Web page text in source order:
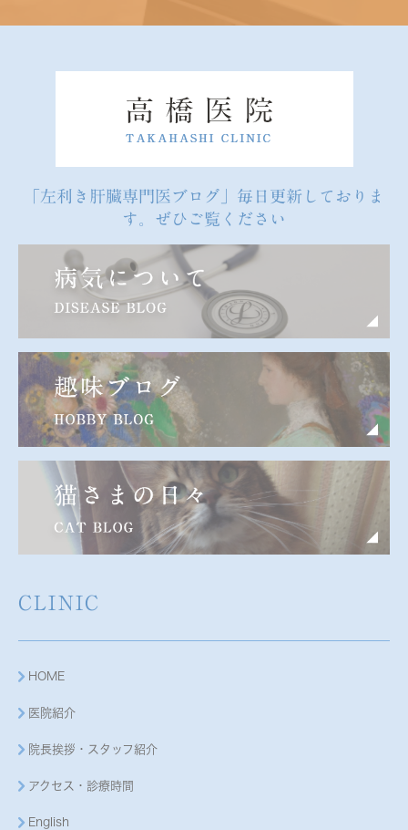
「左利き肝臓専門医ブログ」毎日更新しておりま
す。ぜひご覧ください
CLINIC
HOME
医院紹介
院長挨拶・スタッフ紹介
アクセス・診療時間
English